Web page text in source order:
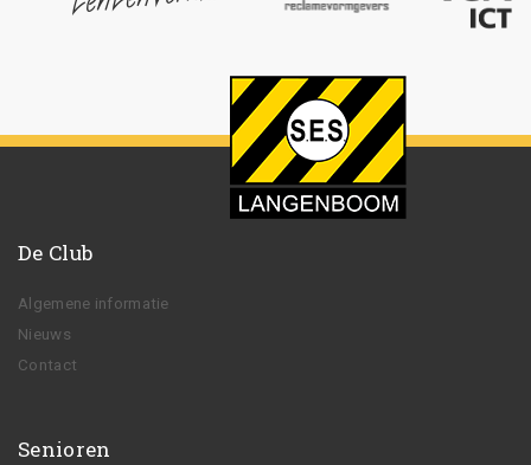
De Club
Algemene informatie
Nieuws
Contact
Senioren